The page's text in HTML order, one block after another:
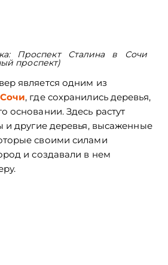
Проспект Сталина в Сочи
проспект)
является одним из
Сочи, где сохранились деревья,
основании. Здесь растут
и другие деревья, высаженные
своими силами
и создавали в нем